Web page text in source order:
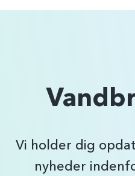
Vi holder dig
nyheder